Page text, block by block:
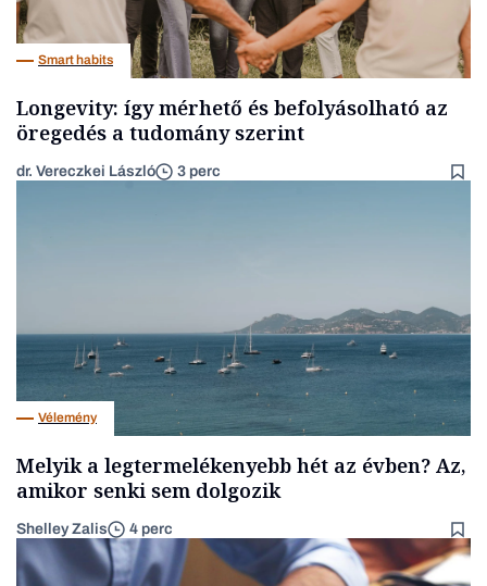
Smart habits
Longevity: így mérhető és befolyásolható az
öregedés a tudomány szerint
dr. Vereczkei László 3 perc
Vélemény
Melyik a legtermelékenyebb hét az évben? Az,
amikor senki sem dolgozik
Shelley Zalis 4 perc